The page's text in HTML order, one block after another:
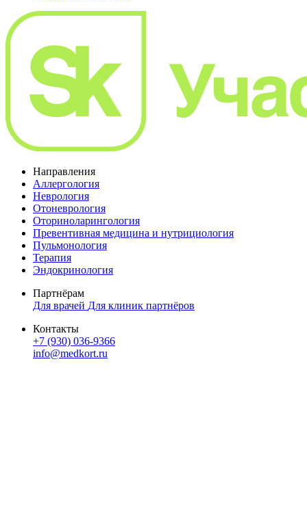
Направления
Аллергология
Неврология
Отоневрология
Оториноларингология
Превентивная медицина и нутрициология
Пульмонология
Терапия
Эндокринология
Партнёрам
Для врачей Для клиник партнёров
Контакты
+7 (930) 036-9366
info@medkort.ru